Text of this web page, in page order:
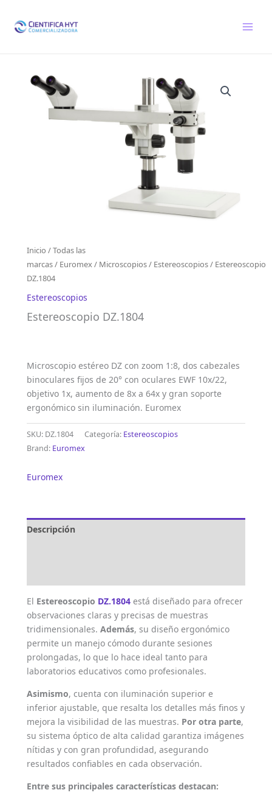
contenido
Inicio /Todas las
marcas/ Euromex/ Microscopios/ Estereoscopios/ Estereoscopio
DZ.1804
Estereoscopios
Estereoscopio DZ.1804
Microscopio estéreo DZ con zoom 1:8, dos cabezales
binoculares fijos de 20° con oculares EWF 10x/22,
objetivo 1x, aumento de 8x a 64x y gran soporte
ergonómico sin iluminación. Euromex
SKU: DZ.1804 Categoría: Estereoscopios
Brand: Euromex
Euromex
Descripción
El Estereoscopio DZ.1804 está diseñado para ofrecer
observaciones claras y precisas de muestras
tridimensionales. Además, su diseño ergonómico
permite un manejo cómodo durante sesiones
prolongadas, lo que lo hace ideal tanto para
laboratorios educativos como profesionales.
Asimismo, cuenta con iluminación superior e
inferior ajustable, que resalta los detalles más finos y
mejora la visibilidad de las muestras. Por otra parte,
su sistema óptico de alta calidad garantiza imágenes
nítidas y con gran profundidad, asegurando
resultados confiables en cada observación.
Entre sus principales características destacan: